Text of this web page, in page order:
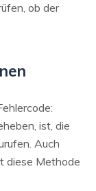
ob der
ist, die
Auch
diese Methode